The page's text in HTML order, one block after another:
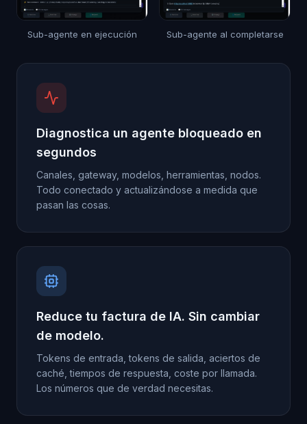
Sub-agente en ejecución Sub-agente al completarse
Diagnostica un agente bloqueado en
segundos
Canales, gateway, modelos, herramientas, nodos.
Todo conectado y actualizándose a medida que
pasan las cosas.
Reduce tu factura de IA. Sin cambiar
de modelo.
Tokens de entrada, tokens de salida, aciertos de
caché, tiempos de respuesta, coste por llamada.
Los números que de verdad necesitas.